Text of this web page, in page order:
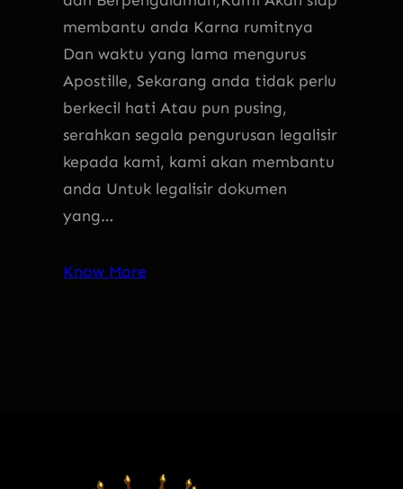
membantu anda Karna rumitnya
Dan waktu yang lama mengurus
Apostille, Sekarang anda tidak perlu
berkecil hati Atau pun pusing,
serahkan segala pengurusan legalisir
kepada kami, kami akan membantu
anda Untuk legalisir dokumen
yang…
Know More